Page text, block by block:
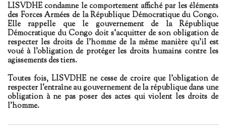
LISVDHE condamne le comportement affiché par les éléments
des Forces Armées de la République Démocratique du Congo.
Elle rappelle que le gouvernement de la République
Démocratique du Congo doit s'acquitter de son obligation de
respecter les droits de l'homme de la même manière qu'il est
voué à l'obligation de protéger les droits humains contre les
agissements des tiers.
Toutes fois, LISVDHE ne cesse de croire que l'obligation de
respecter l'entraîne au gouvernement de la république dans une
obligation à ne pas poser des actes qui violent les droits de
l'homme.